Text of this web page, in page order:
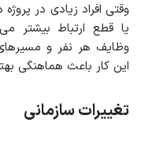
وقتی افراد زیادی در
وظایف هر نفر و
این کار باعث هماهنگی
تغییرات سازمانی